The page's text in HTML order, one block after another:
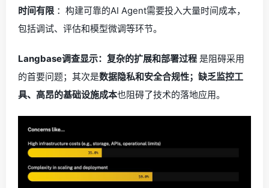
时间有限 ：构建可靠的AI Agent需要投入大量时间成本，
包括调试、评估和模型微调等环节。
Langbase调查显示：复杂的扩展和部署过程 是阻碍采用
的首要问题；其次是数据隐私和安全合规性；缺乏监控工
具、高昂的基础设施成本也阻碍了技术的落地应用。